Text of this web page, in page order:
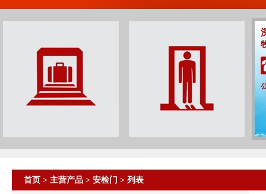
首页 > 主营产品 > 安检门 > 列表